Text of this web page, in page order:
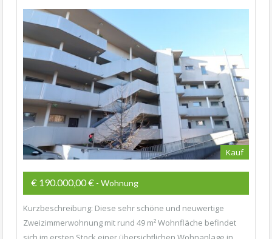
Kauf
€ 190.000,00 € - Wohnung
Kurzbeschreibung: Diese sehr schöne und neuwertige
Zweizimmerwohnung mit rund 49 m² Wohnfläche befindet